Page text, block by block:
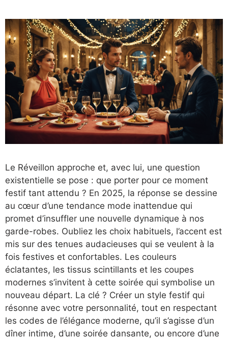
Le Réveillon approche et, avec lui, une question
existentielle se pose : que porter pour ce moment
festif tant attendu ? En 2025, la réponse se dessine
au cœur d’une tendance mode inattendue qui
promet d’insuffler une nouvelle dynamique à nos
garde-robes. Oubliez les choix habituels, l’accent est
mis sur des tenues audacieuses qui se veulent à la
fois festives et confortables. Les couleurs
éclatantes, les tissus scintillants et les coupes
modernes s’invitent à cette soirée qui symbolise un
nouveau départ. La clé ? Créer un style festif qui
résonne avec votre personnalité, tout en respectant
les codes de l’élégance moderne, qu’il s’agisse d’un
dîner intime, d’une soirée dansante, ou encore d’une